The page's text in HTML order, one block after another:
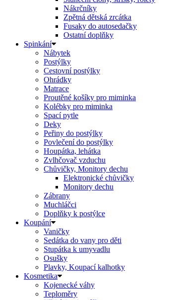
Nákrčníky
Zpětná dětská zrcátka
Fusaky do autosedačky
Ostatní doplňky
Spinkání
Nábytek
Postýlky
Cestovní postýlky
Ohrádky
Matrace
Proutěné košíky pro miminka
Kolébky pro miminka
Spací pytle
Deky
Peřiny do postýlky
Povlečení do postýlky
Houpátka, lehátka
Zvlhčovač vzduchu
Chůvičky, Monitory dechu
Elektronické chůvičky
Monitory dechu
Zábrany
Muchláčci
Doplňky k postýlce
Koupání
Vaničky
Sedátka do vany pro děti
Stupátka k umyvadlu
Osušky
Plavky, Koupací kalhotky
Kosmetika
Kojenecké váhy
Teploměry